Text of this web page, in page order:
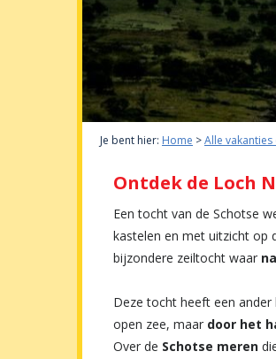
Je bent hier: Home >Alle vakanties
Ontdek de Loch
Een tocht van de Schotse
kastelen en met uitzicht op
bijzondere zeiltocht waar
Deze tocht heeft een
open zee, maar door het
Over de Schotse meren